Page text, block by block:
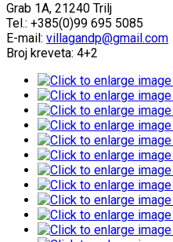
Grab 1A, 21240 Trilj
Tel.: +385(0)99 695 5085
E-mail: villagandp@gmail.com
Broj kreveta: 4+2